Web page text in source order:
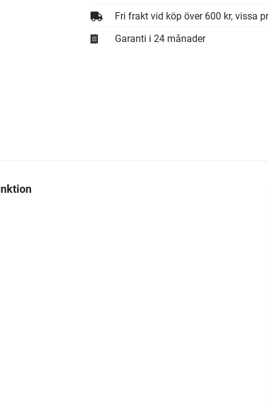
Fri frakt vid köp över 600 kr, vissa
Garanti i 24 månader